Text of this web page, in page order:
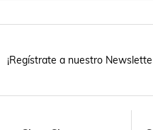
¡Regístrate a nuestro